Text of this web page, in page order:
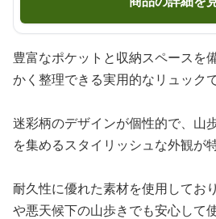
豊富なポケットと収納スペースを
かく整理できる実用的なリュックで
迷彩柄のデザインが個性的で、山
を集めるスタイリッシュな外観が
耐久性に優れた素材を使用してお
や悪天候下の山歩きでも安心して